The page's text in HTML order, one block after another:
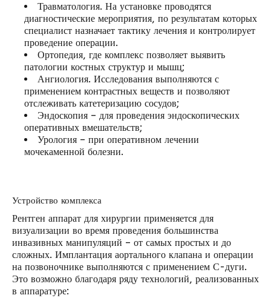
Травматология. На установке проводятся
диагностические мероприятия, по результатам которых
специалист назначает тактику лечения и контролирует
проведение операции.
Ортопедия, где комплекс позволяет выявить
патологии костных структур и мышц;
Ангиология. Исследования выполняются с
применением контрастных веществ и позволяют
отслеживать катетеризацию сосудов;
Эндоскопия – для проведения эндоскопических
оперативных вмешательств;
Урология – при оперативном лечении
мочекаменной болезни.
Устройство комплекса
Рентген аппарат для хирургии применяется для
визуализации во время проведения большинства
инвазивных манипуляций – от самых простых и до
сложных. Имплантация аортального клапана и операции
на позвоночнике выполняются с применением С-дуги.
Это возможно благодаря ряду технологий, реализованных
в аппаратуре: